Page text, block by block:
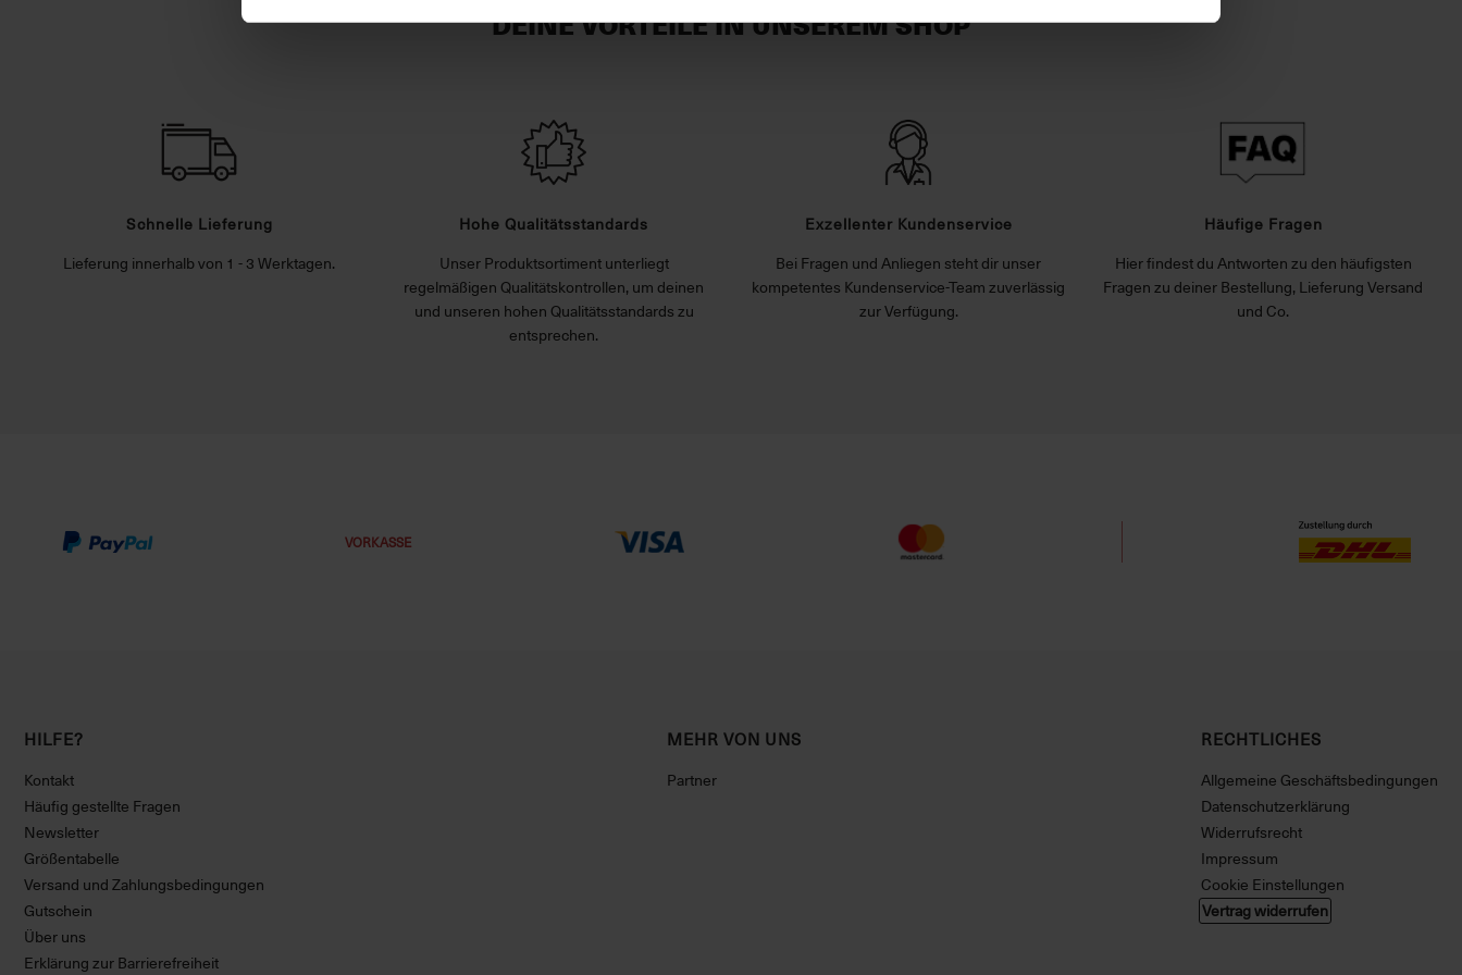
DEINE VORTEILE IN UNSEREM SHOP
Schnelle Lieferung
Lieferung innerhalb von 1 - 3 Werktagen.
Hohe Qualitätsstandards
Unser Produktsortiment unterliegt
regelmäßigen Qualitätskontrollen, um deinen
und unseren hohen Qualitätsstandards zu
entsprechen.
Exzellenter Kundenservice
Bei Fragen und Anliegen steht dir unser
kompetentes Kundenservice-Team zuverlässig
zur Verfügung.
Häufige Fragen
Hier findest du Antworten zu den häufigsten
Fragen zu deiner Bestellung, Lieferung Versand
und Co.
VORKASSE
HILFE?
Kontakt
Häufig gestellte Fragen
Newsletter
Größentabelle
Versand und Zahlungsbedingungen
Gutschein
Über uns
Erklärung zur Barrierefreiheit
MEHR VON UNS
Partner
RECHTLICHES
Allgemeine Geschäftsbedingungen
Datenschutzerklärung
Widerrufsrecht
Impressum
Cookie Einstellungen
Vertrag widerrufen